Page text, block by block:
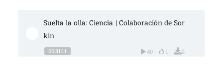
Suelta la olla: Ciencia | Colaboración de Sor
kin
00:31:11 40 1 2